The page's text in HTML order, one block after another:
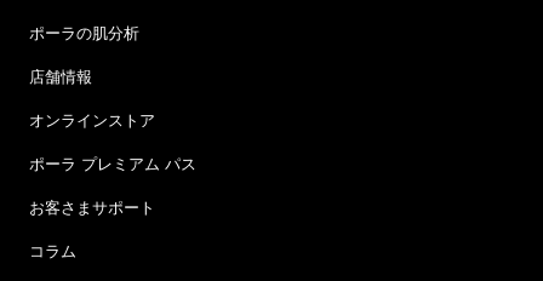
ポーラの肌分析
店舗情報
オンラインストア
ポーラ プレミアム パス
お客さまサポート
コラム